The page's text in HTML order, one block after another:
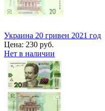
Украина 20 гривен 2021 год
Цена: 230 руб.
Нет в наличии